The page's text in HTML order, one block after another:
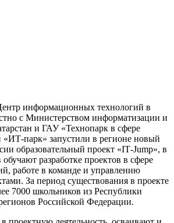
информационных технологий в
с Министерством информатизации и
и ГАУ «Технопарк в сфере
запустили в регионе новый
образовательный проект «IT‐Jump», в
разработке проектов в сфере
работе в команде и управлению
За период существования в проекте
7000 школьников из Республики
Российской Федерации.